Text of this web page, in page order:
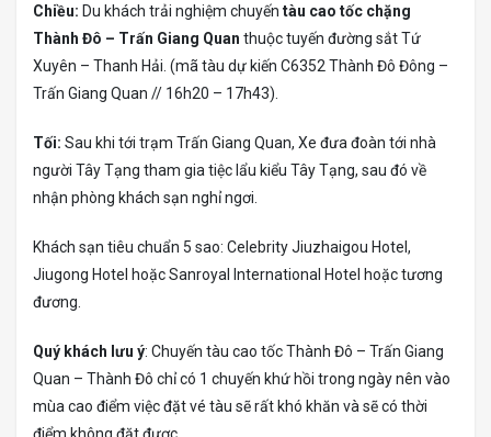
Chiều: Du khách trải nghiệm chuyến tàu cao tốc chặng
Thành Đô – Trấn Giang Quan thuộc tuyến đường sắt Tứ
Xuyên – Thanh Hải. (mã tàu dự kiến C6352 Thành Đô Đông –
Trấn Giang Quan // 16h20 – 17h43).
Tối: Sau khi tới trạm Trấn Giang Quan, Xe đưa đoàn tới nhà
người Tây Tạng tham gia tiệc lẩu kiểu Tây Tạng, sau đó về
nhận phòng khách sạn nghỉ ngơi.
Khách sạn tiêu chuẩn 5 sao: Celebrity Jiuzhaigou Hotel,
Jiugong Hotel hoặc Sanroyal International Hotel hoặc tương
đương.
Quý khách lưu ý: Chuyến tàu cao tốc Thành Đô – Trấn Giang
Quan – Thành Đô chỉ có 1 chuyến khứ hồi trong ngày nên vào
mùa cao điểm việc đặt vé tàu sẽ rất khó khăn và sẽ có thời
điểm không đặt được.